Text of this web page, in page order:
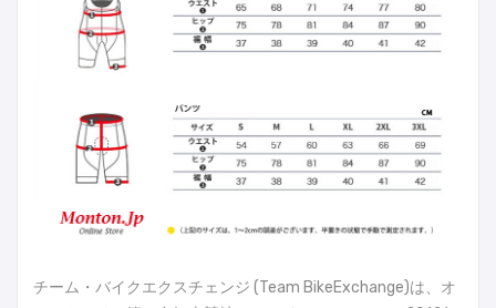
チーム・バイクエクスチェンジ (Team BikeExchange)は、オ